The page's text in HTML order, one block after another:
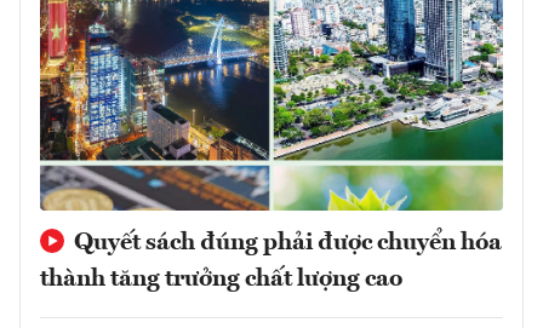
Quyết sách đúng phải được chuyển hóa
thành tăng trưởng chất lượng cao